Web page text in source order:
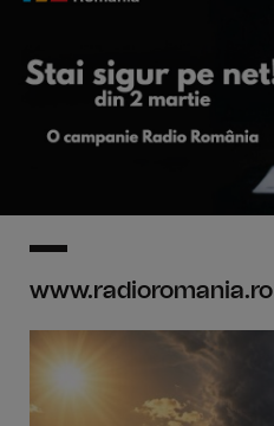
www.radioromania.ro